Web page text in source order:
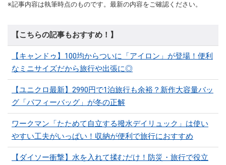
※記事内容は執筆時点のものです。最新の内容をご確認ください。
【こちらの記事もおすすめ！】
【キャンドゥ】100均からついに「アイロン」が登場！便利
なミニサイズだから旅行や出張に◎
【ユニクロ最新】2990円で1泊旅行も余裕？新作大容量バッ
グ「パフィーバッグ」が冬の正解
ワークマン「たためて自立する撥水デイリュック」は使い
やすい工夫がいっぱい！収納が便利で旅行におすすめ
【ダイソー衝撃】水を入れて揉むだけ！防災・旅行で役立